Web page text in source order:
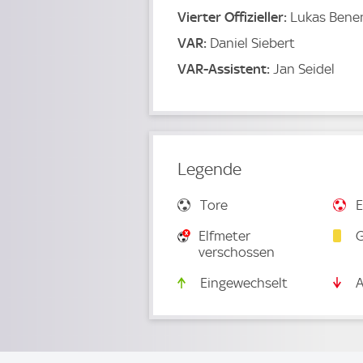
Vierter Offizieller: Lukas
VAR: Daniel Siebert
VAR-Assistent: Jan Seidel
Legende
Tore
Elfmeter
verschossen
Eingewechselt